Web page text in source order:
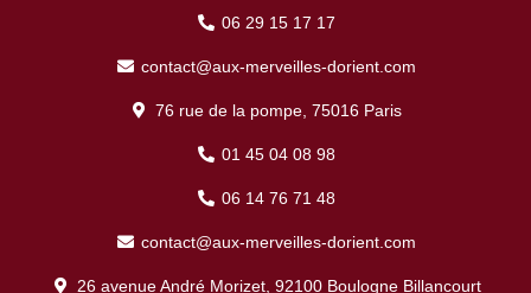
06 29 15 17 17
contact@aux-merveilles-dorient.com
76 rue de la pompe, 75016 Paris
01 45 04 08 98
06 14 76 71 48
contact@aux-merveilles-dorient.com
26 avenue André Morizet, 92100 Boulogne Billancourt